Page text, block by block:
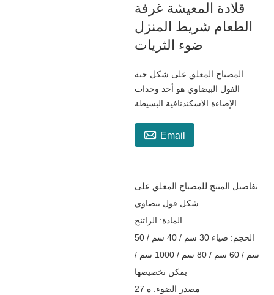
قلادة المعيشة غرفة
الطعام شريط المنزل
ضوء الثريات
المصباح المعلق على شكل حبة
الفول البيضاوي هو أحد وحدات
الإضاءة الاسكندنافية البسيطة
 Email
تفاصيل المنتج للمصباح المعلق على
شكل فول بيضاوي
المادة: الراتنج
الحجم: ضياء 30 سم / 40 سم / 50
سم / 60 سم / 80 سم / 1000 سم /
يمكن تخصيصها
مصدر الضوء: ه 27